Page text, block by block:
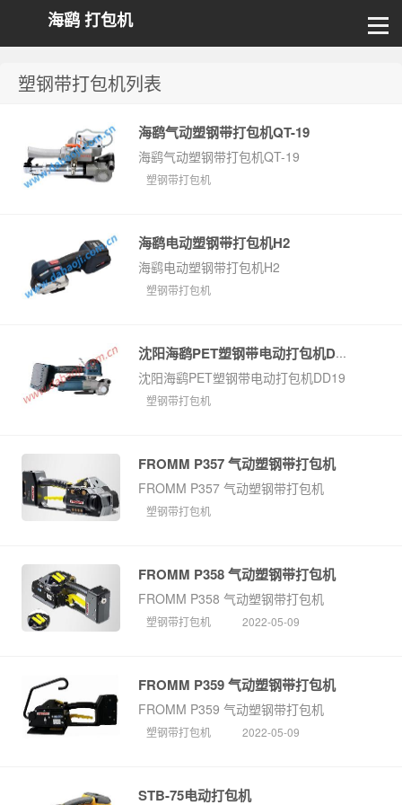
海鹞 打包机
塑钢带打包机列表
海鹞气动塑钢带打包机QT-19
海鹞气动塑钢带打包机QT-19
塑钢带打包机
海鹞电动塑钢带打包机H2
海鹞电动塑钢带打包机H2
塑钢带打包机
沈阳海鹞PET塑钢带电动打包机DD19
沈阳海鹞PET塑钢带电动打包机DD19
塑钢带打包机
FROMM P357 气动塑钢带打包机
FROMM P357 气动塑钢带打包机
塑钢带打包机
FROMM P358 气动塑钢带打包机
FROMM P358 气动塑钢带打包机
塑钢带打包机 2022-05-09
FROMM P359 气动塑钢带打包机
FROMM P359 气动塑钢带打包机
塑钢带打包机 2022-05-09
STB-75电动打包机